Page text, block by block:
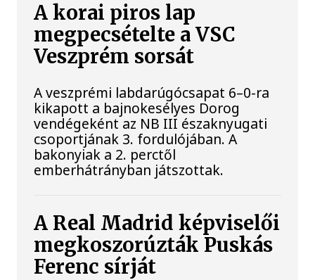
A korai piros lap
megpecsételte a VSC
Veszprém sorsát
A veszprémi labdarúgócsapat 6–0-ra
kikapott a bajnokesélyes Dorog
vendégeként az NB III északnyugati
csoportjának 3. fordulójában. A
bakonyiak a 2. perctől
emberhátrányban játszottak.
A Real Madrid képviselői
megkoszorúzták Puskás
Ferenc sírját